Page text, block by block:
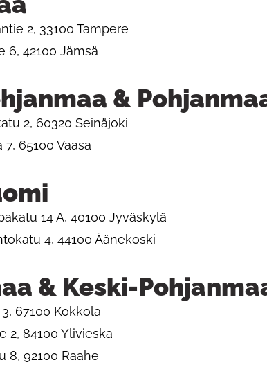
2, 33100 Tampere
6, 42100 Jämsä
&
2, 60320 Seinäjoki
65100 Vaasa
14 A, 40100 Jyväskylä
4, 44100 Äänekoski
& Keski-
67100 Kokkola
2, 84100 Ylivieska
8, 92100 Raahe